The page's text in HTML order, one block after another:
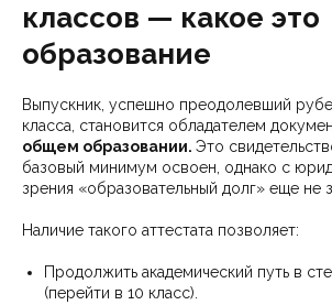
классов — какое это
образование
Выпускник, успешно преодолевший
класса, становится обладателем
общем образовании. Это
базовый минимум освоен, однако с
зрения «образовательный долг» еще не
Наличие такого аттестата позволяет:
Продолжить академический путь в
(перейти в 10 класс).